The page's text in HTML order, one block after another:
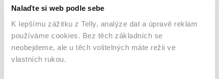
Nalaďte si web podle sebe
K lepšímu zážitku z Telly, analýze dat a úpravě reklam
používáme cookies. Bez těch základních se
neobejdeme, ale u těch volitelných máte režii ve
vlastních rukou.
Sledujte kdekoliv až na 6 zařízeních
Sledovat internetovou televizi jde odkudkoliv